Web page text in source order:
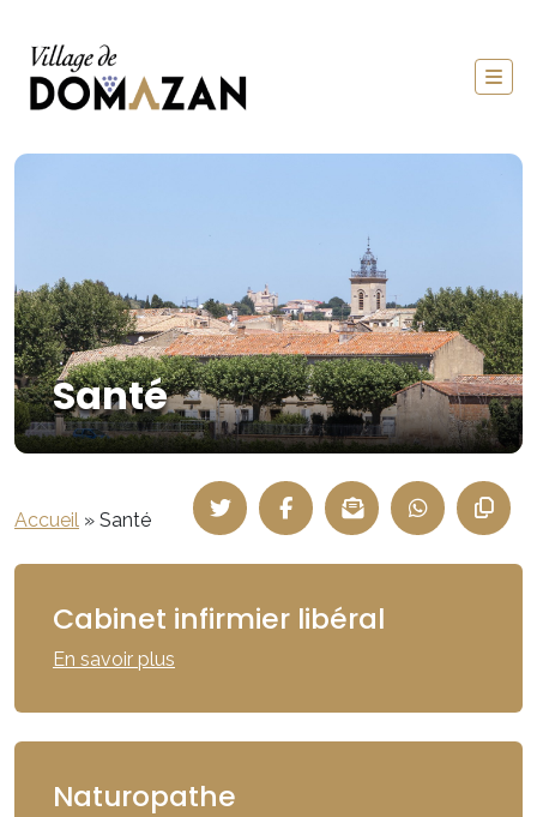
Santé
Accueil » Santé
Cabinet infirmier libéral
En savoir plus
Naturopathe